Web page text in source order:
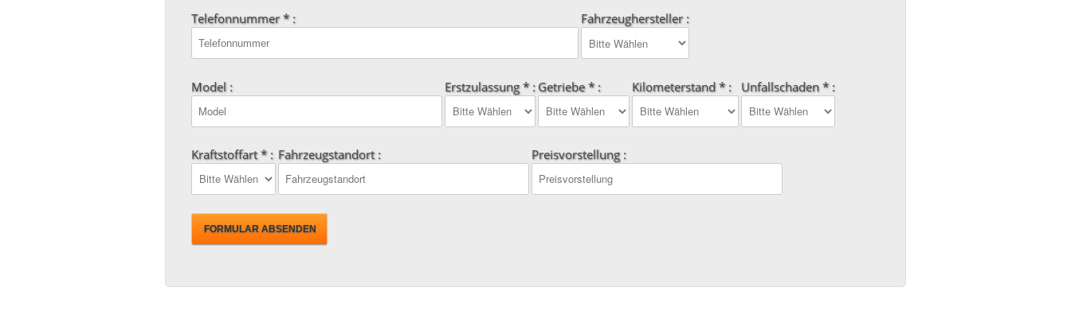
Telefonnummer * : Fahrzeughersteller :
Model : Erstzulassung * : Getriebe * : Kilometerstand * : Unfallschaden * :
Kraftstoffart * : Fahrzeugstandort : Preisvorstellung :